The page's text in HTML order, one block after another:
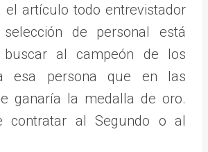
el artículo todo entrevistador
de personal está
al campeón de los
esa persona que en las
ganaría la medalla de oro.
contratar al Segundo o al